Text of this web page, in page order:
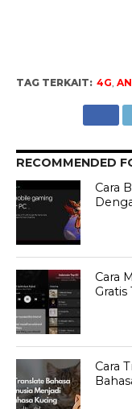
TAG TERKAIT: 4G,
RECOMMENDED
Cara
Cara
Gratis
Cara